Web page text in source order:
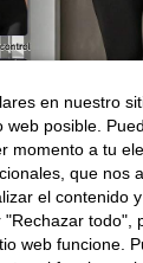
UE Leggings básicos 3/4 para mujer, pantalones de ciclismo elásticos y ajustados para mujer, pantalones deportivos ajustados de yoga para moldear tu Body, pantalones largos ligeros
en nuestro
posible.
a tu
que nos
el contenido
web funcione.